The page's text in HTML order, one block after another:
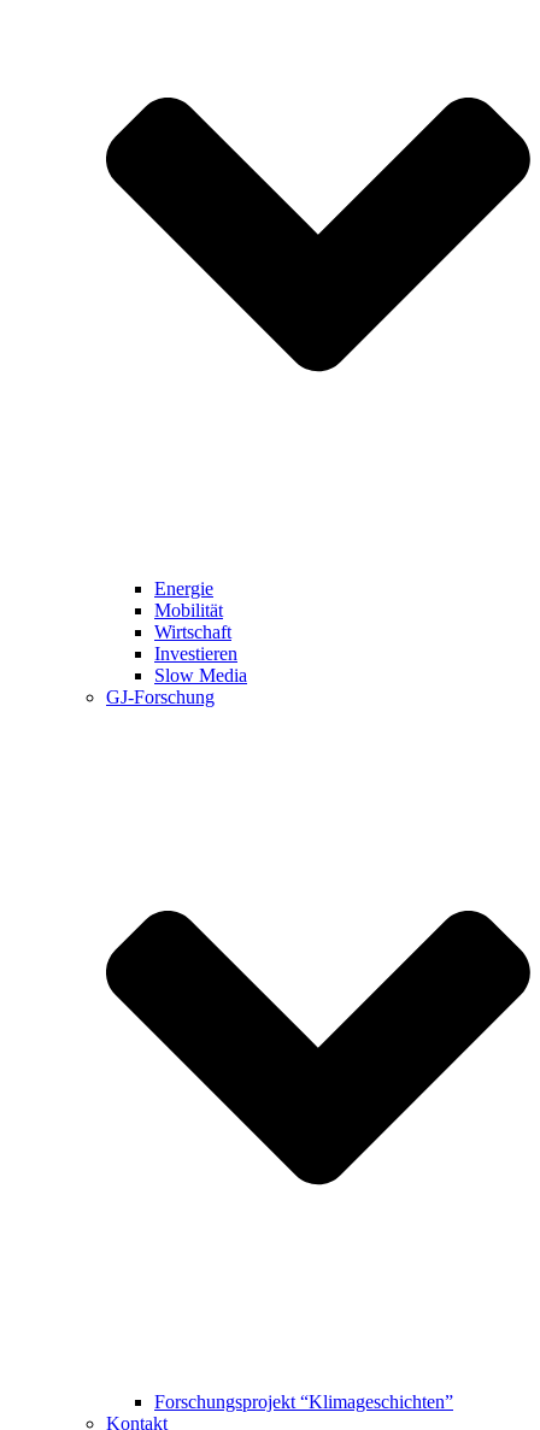
Energie
Mobilität
Wirtschaft
Investieren
Slow Media
GJ-Forschung
Forschungsprojekt “Klimageschichten”
Kontakt